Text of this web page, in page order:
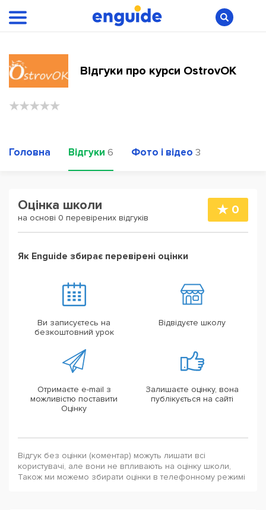
Відгуки про курси OstrovOK
Головна Відгуки 6 Фото і відео 3
Оцінка школи
на основі 0 перевірених відгуків
0
Як Enguide збирає перевірені оцінки
Ви записуєтесь на
безкоштовний урок
Відвідуєте школу
Отримаєте e-mail з
можливістю поставити
Оцінку
Залишаєте оцінку, вона
публікується на сайті
Відгук без оцінки (коментар) можуть лишати всі
користувачі, але вони не впливають на оцінку школи,
Також ми можемо збирати оцінки в телефонному режимі